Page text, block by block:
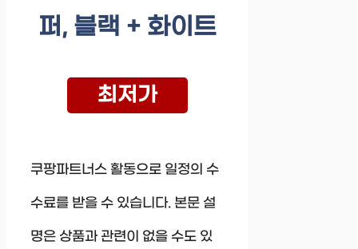
퍼, 블랙 + 화이트
최저가
쿠팡파트너스 활동으로 일정의 수
수료를 받을 수 있습니다. 본문 설
명은 상품과 관련이 없을 수도 있